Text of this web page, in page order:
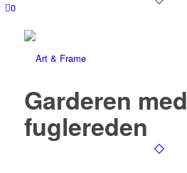
0
Garderen med
fuglereden